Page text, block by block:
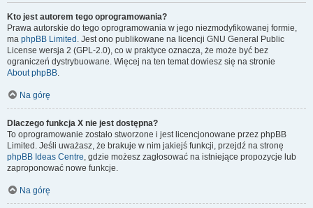
Kto jest autorem tego oprogramowania?
Prawa autorskie do tego oprogramowania w jego niezmodyfikowanej formie,
ma phpBB Limited . Jest ono publikowane na licencji GNU General Public
License wersja 2 (GPL-2.0), co w praktyce oznacza, że może być bez
ograniczeń dystrybuowane. Więcej na ten temat dowiesz się na stronie
About phpBB.
Na górę
Dlaczego funkcja X nie jest dostępna?
To oprogramowanie zostało stworzone i jest licencjonowane przez phpBB
Limited. Jeśli uważasz, że brakuje w nim jakiejś funkcji, przejdź na stronę
phpBB Ideas Centre, gdzie możesz zagłosować na istniejące propozycje lub
zaproponować nowe funkcje.
Na górę